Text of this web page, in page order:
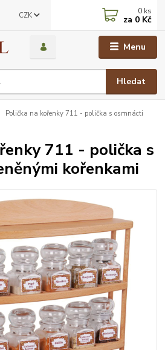
Menu
CZK
Hledat
0 ks
za 0 Kč
Polička na kořenky 711 - polička s osmnácti
711 - polička s
kořenkami